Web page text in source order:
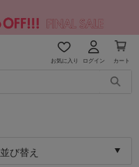
お気に入り ログイン カート
並び替え